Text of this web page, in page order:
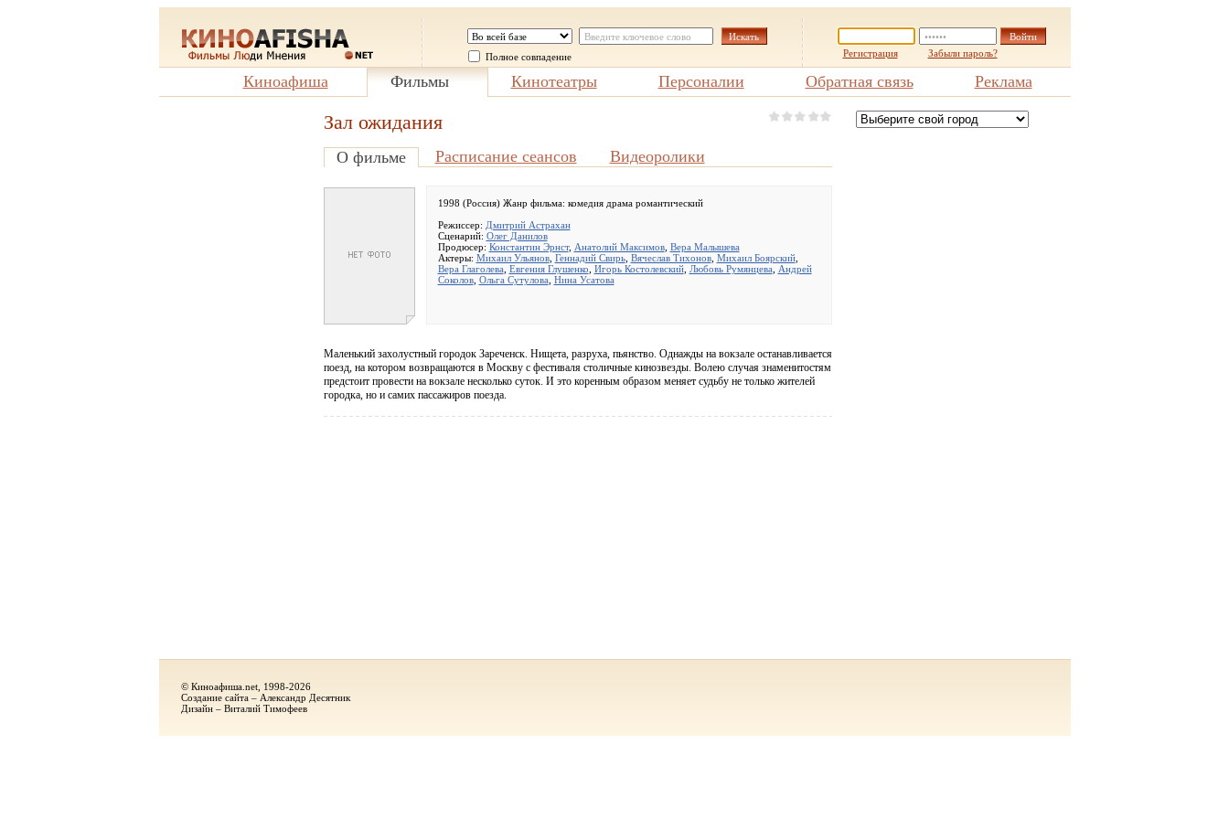
Полное совпадение Регистрация Забыли пароль?
Киноафиша Фильмы Кинотеатры Персоналии Обратная связь Реклама
Зал ожидания
О фильме Расписание сеансов Видеоролики
1998 (Россия) Жанр фильма: комедия драма романтический
Режиссер: Дмитрий Астрахан
Сценарий: Олег Данилов
Продюсер: Константин Эрнст, Анатолий Максимов, Вера Малышева
Актеры: Михаил Ульянов, Геннадий Свирь, Вячеслав Тихонов, Михаил Боярский,
Вера Глаголева Евгения Глушенко Игорь Костолевский, Любовь Румянцева
Андрей
Соколов, Ольга Сутулова Нина Усатова
Маленький захолустный городок Зареченск. Нищета, разруха, пьянство. Однажды на вокзале останавливается
поезд, на котором возвращаются в Москву с фестиваля столичные кинозвезды. Волею случая знаменитостям
предстоит провести на вокзале несколько суток. И это коренным образом меняет судьбу не только жителей
городка, но и самих пассажиров поезда.
© Киноафиша.net, 1998-2026
Создание сайта – Александр Десятник
Дизайн – Виталий Тимофеев